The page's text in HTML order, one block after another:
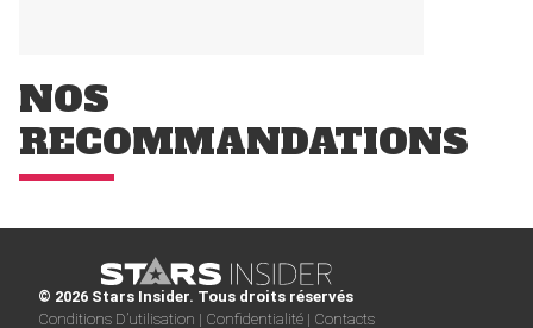
NOS
RECOMMANDATIONS
© 2026 Stars Insider. Tous droits réservés
Conditions D’utilisation | Confidentialité | Contacts